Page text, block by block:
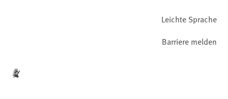
Leichte Sprache
Barriere melden